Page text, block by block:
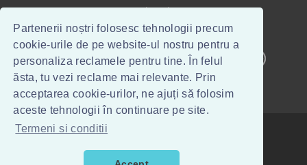
Partenerii noștri folosesc tehnologii precum
cookie-urile de pe website-ul nostru pentru a
personaliza reclamele pentru tine. În felul
ăsta, tu vezi reclame mai relevante. Prin
acceptarea cookie-urilor, ne ajuți să folosim
aceste tehnologii în continuare pe site.
Termeni si conditii
Betting Tips
CONTACT WEBMASTERI
TOPTIPSERI.RO
TIPSERI